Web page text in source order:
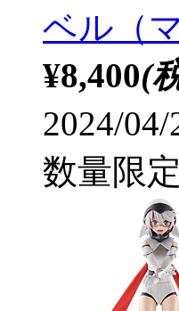
ベル（
¥8,400(
2024/
数量限定